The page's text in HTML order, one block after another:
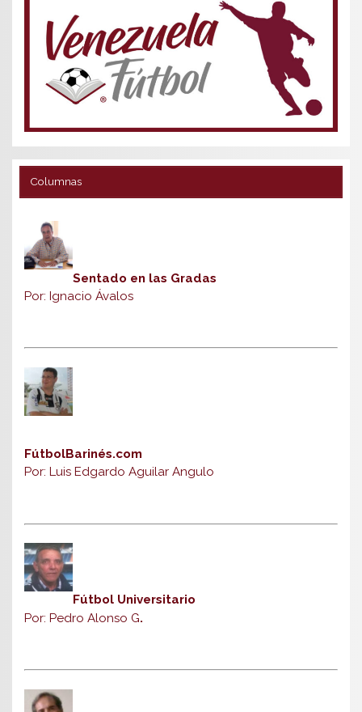
Columnas
Sentado en las Gradas
Por: Ignacio Ávalos
FútbolBarinés.com
Por: Luis Edgardo Aguilar Angulo
Fútbol Universitario
Por: Pedro Alonso G.